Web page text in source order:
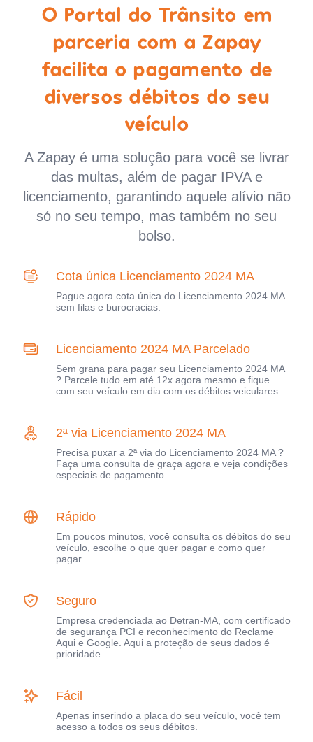
O Portal do Trânsito em
parceria com a Zapay
facilita o pagamento de
diversos débitos do seu
veículo
A Zapay é uma solução para você se livrar
das multas, além de pagar IPVA e
licenciamento, garantindo aquele alívio não
só no seu tempo, mas também no seu
bolso.
Cota única Licenciamento 2024 MA
Pague agora cota única do Licenciamento 2024 MA
sem filas e burocracias.
Licenciamento 2024 MA Parcelado
Sem grana para pagar seu Licenciamento 2024 MA
? Parcele tudo em até 12x agora mesmo e fique
com seu veículo em dia com os débitos veiculares.
2ª via Licenciamento 2024 MA
Precisa puxar a 2ª via do Licenciamento 2024 MA ?
Faça uma consulta de graça agora e veja condições
especiais de pagamento.
Rápido
Em poucos minutos, você consulta os débitos do seu
veículo, escolhe o que quer pagar e como quer
pagar.
Seguro
Empresa credenciada ao Detran-MA, com certificado
de segurança PCI e reconhecimento do Reclame
Aqui e Google. Aqui a proteção de seus dados é
prioridade.
Fácil
Apenas inserindo a placa do seu veículo, você tem
acesso a todos os seus débitos.